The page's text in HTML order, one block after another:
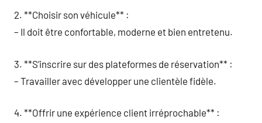
2. **Choisir son véhicule** :
– Il doit être confortable, moderne et bien entretenu.
3. **S’inscrire sur des plateformes de réservation** :
– Travailler avec développer une clientèle fidèle.
4. **Offrir une expérience client irréprochable** :